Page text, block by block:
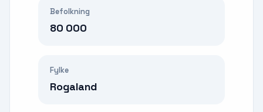
Befolkning
80 000
Fylke
Rogaland